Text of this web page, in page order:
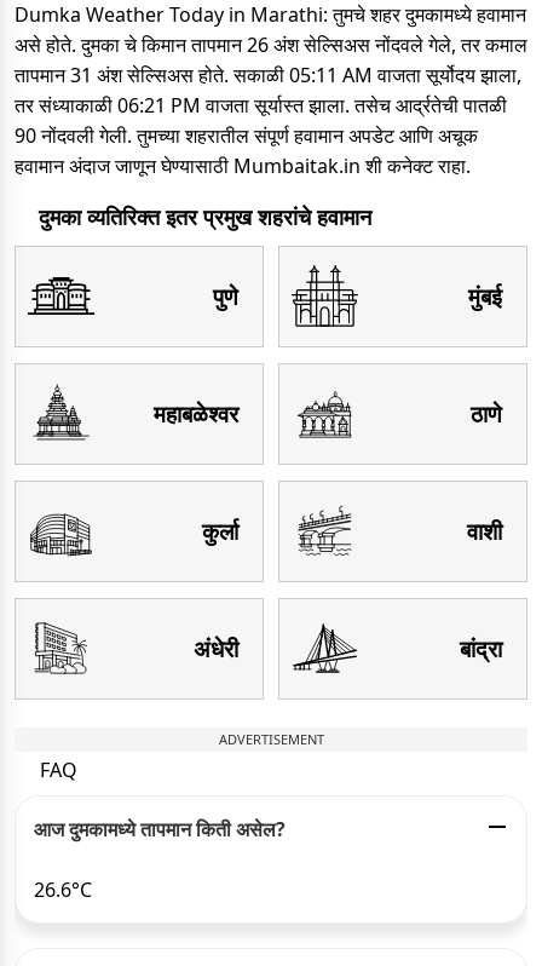
Dumka Weather Today in Marathi: तुमचे शहर दुमकामध्ये हवामान
असे होते. दुमका चे किमान तापमान 26 अंश सेल्सिअस नोंदवले गेले, तर कमाल
तापमान 31 अंश सेल्सिअस होते. सकाळी 05:11 AM वाजता सूर्योदय झाला,
तर संध्याकाळी 06:21 PM वाजता सूर्यास्त झाला. तसेच आर्द्रतेची पातळी
90 नोंदवली गेली. तुमच्या शहरातील संपूर्ण हवामान अपडेट आणि अचूक
हवामान अंदाज जाणून घेण्यासाठी Mumbaitak.in शी कनेक्ट राहा.
दुमका व्यतिरिक्त इतर प्रमुख शहरांचे हवामान
पुणे मुंबई
महाबळेश्वर ठाणे
कुर्ला वाशी
अंधेरी बांद्रा
ADVERTISEMENT
FAQ
आज दुमकामध्ये तापमान किती असेल?
26.6°C